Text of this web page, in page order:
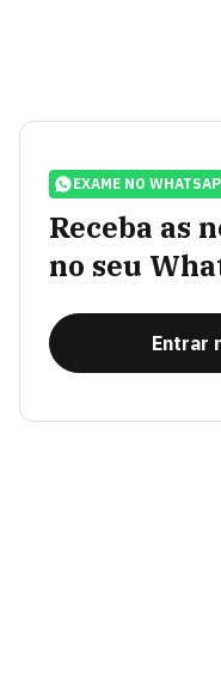
EXAME NO
Receba as
no seu
Entrar